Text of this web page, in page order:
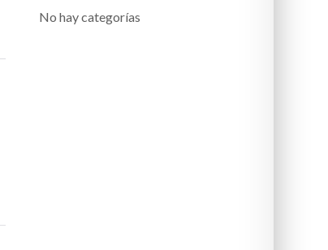
No hay categorías